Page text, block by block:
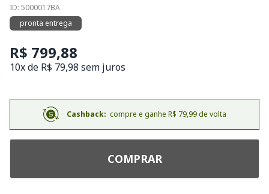
ID: 5000017BA
pronta entrega
R$ 799,88
10x de R$ 79,98 sem juros
Cashback: compre e ganhe R$ 79,99 de volta
COMPRAR